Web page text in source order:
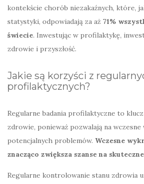
kontekście chorób niezakaźnych, które,
statystyki, odpowiadają za aż 71%
świecie. Inwestując w profilaktykę,
zdrowie i przyszłość.
Jakie są korzyści z
profilaktycznych?
Regularne badania profilaktyczne to klucz
zdrowie, ponieważ pozwalają na wczesne
potencjalnych problemów. Wczesne
znacząco zwiększa szanse na
Regularne kontrolowanie stanu zdrowia